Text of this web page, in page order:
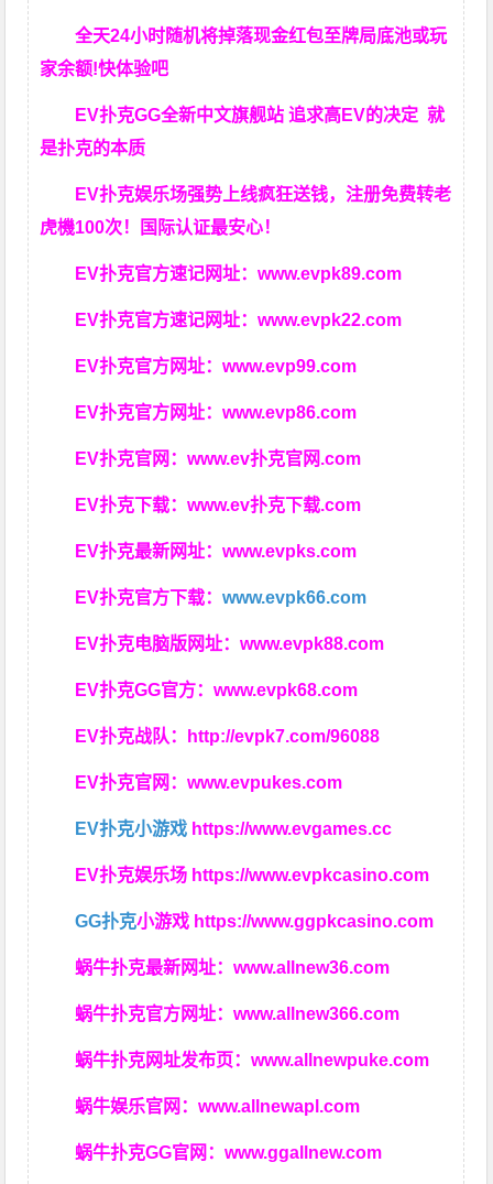
全天24小时随机将掉落现金红包至牌局底池或玩
家余额!快体验吧
EV扑克GG全新中文旗舰站 追求高EV的决定就
是扑克的本质
EV扑克娱乐场强势上线疯狂送钱，注册免费转老
虎機100次！国际认证最安心！
EV扑克官方速记网址：www.evpk89.com
EV扑克官方速记网址：www.evpk22.com
EV扑克官方网址：www.evp99.com
EV扑克官方网址：www.evp86.com
EV扑克官网：www.ev扑克官网.com
EV扑克下载：www.ev扑克下载.com
EV扑克最新网址：www.evpks.com
EV扑克官方下载：www.evpk66.com
EV扑克电脑版网址：www.evpk88.com
EV扑克GG官方：www.evpk68.com
EV扑克战队： http://evpk7.com/96088
EV扑克官网：www.evpukes.com
EV扑克小游戏 https://www.evgames.cc
EV扑克娱乐场 https://www.evpkcasino.com
GG扑克小游戏 https://www.ggpkcasino.com
蜗牛扑克最新网址：www.allnew36.com
蜗牛扑克官方网址：www.allnew366.com
蜗牛扑克网址发布页：www.allnewpuke.com
蜗牛娱乐官网：www.allnewapl.com
蜗牛扑克GG官网：www.ggallnew.com